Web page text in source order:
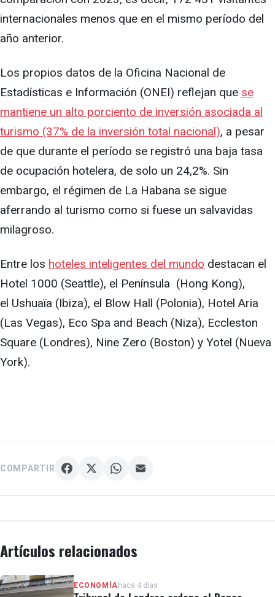
internacionales menos que en el mismo período del
año anterior.
Los propios datos de la Oficina Nacional de
Estadísticas e Información (ONEI) reflejan que se
mantiene un alto porciento de inversión asociada al
turismo (37% de la inversión total nacional), a pesar
de que durante el período se registró una baja tasa
de ocupación hotelera, de solo un 24,2%. Sin
embargo, el régimen de La Habana se sigue
aferrando al turismo como si fuese un salvavidas
milagroso.
Entre los hoteles inteligentes del mundo destacan el
Hotel 1000 (Seattle), el Península (Hong Kong),
el Ushuaïa (Ibiza), el Blow Hall (Polonia), Hotel Aria
(Las Vegas), Eco Spa and Beach (Niza), Eccleston
Square (Londres), Nine Zero (Boston) y Yotel (Nueva
York).
COMPARTIR
Artículos relacionados
ECONOMÍA hace 4 días